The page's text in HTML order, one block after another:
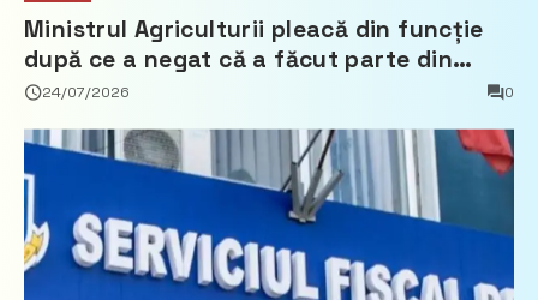
Ministrul Agriculturii pleacă din funcție
după ce a negat că a făcut parte din
Partidul Democrat
24/07/2026 0